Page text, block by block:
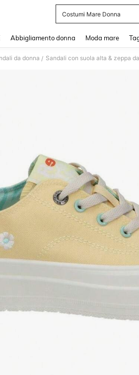
Costumi Mare Donna
Abbigliamento donna Moda mare
da donna / Sandali con suola alta & zeppa